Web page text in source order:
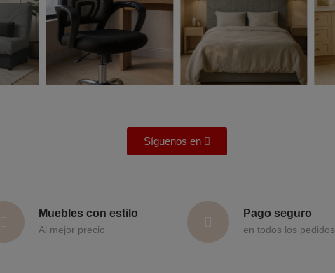
Síguenos en
Muebles con estilo
Al mejor precio
Pago seguro
en todos los pedidos